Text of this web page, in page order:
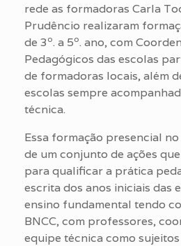
rede as formadoras Carla
Prudêncio realizaram
de 3 o. a 5o. ano, com
Pedagógicos das escolas
de formadoras locais, além
escolas sempre
técnica.
Essa formação presencial
de um conjunto de ações
para qualificar a prática
escrita dos anos iniciais das
ensino fundamental tendo
BNCC, com professores,
equipe técnica como